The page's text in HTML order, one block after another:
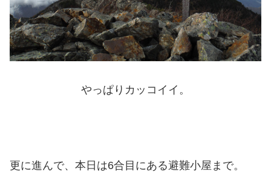
やっぱりカッコイイ。
更に進んで、本日は6合目にある避難小屋まで。